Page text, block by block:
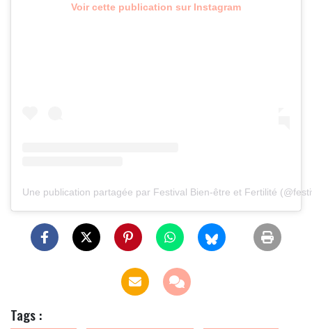
Voir cette publication sur Instagram
Une publication partagée par Festival Bien-être et Fertilité
Tags :